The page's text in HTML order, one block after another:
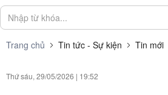
Trang chủ Tin tức - Sự kiện Tin mới
Thứ sáu, 29/05/2026 | 19:52